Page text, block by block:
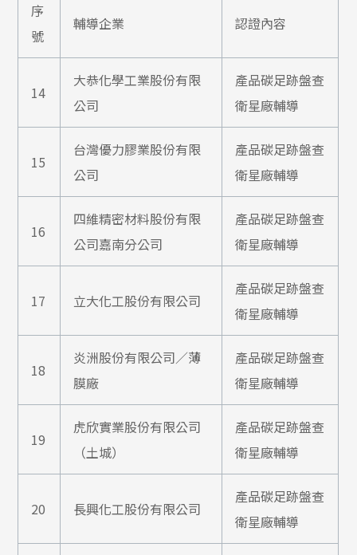
序
號
輔導企業 認證內容
14
大恭化學工業股份有限
公司
產品碳足跡盤查
衛星廠輔導
15
台灣優力膠業股份有限
公司
產品碳足跡盤查
衛星廠輔導
16
四維精密材料股份有限
公司嘉南分公司
產品碳足跡盤查
衛星廠輔導
17 立大化工股份有限公司
產品碳足跡盤查
衛星廠輔導
18
炎洲股份有限公司／薄
膜廠
產品碳足跡盤查
衛星廠輔導
19
虎欣實業股份有限公司
（土城）
產品碳足跡盤查
衛星廠輔導
20 長興化工股份有限公司
產品碳足跡盤查
衛星廠輔導